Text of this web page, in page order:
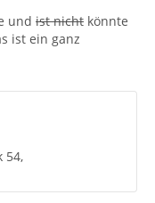
und ist nicht könnte
ist ein ganz
54,